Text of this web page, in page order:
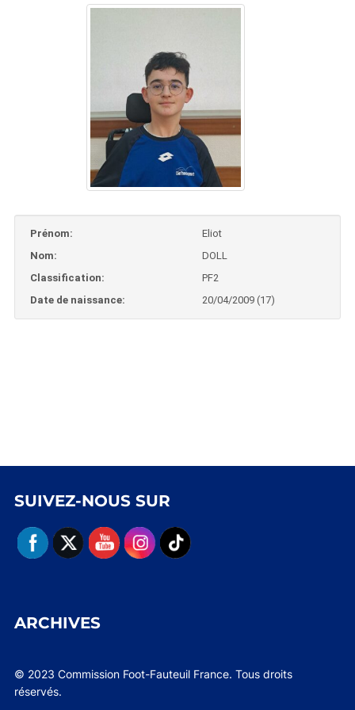
Prénom:
Eliot
Nom:
DOLL
Classification:
PF2
Date de naissance:
20/04/2009 (17)
SUIVEZ-NOUS SUR
ARCHIVES
© 2023 Commission Foot-Fauteuil France. Tous droits
réservés.